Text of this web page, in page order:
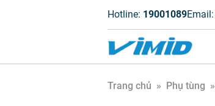
Hotline: 19001089Email:
Trang chủ » Phụ tùng »